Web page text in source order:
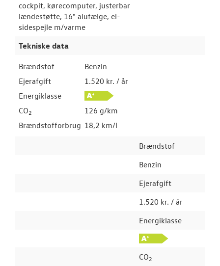
cockpit, kørecomputer, justerbar
lændestøtte, 16" alufælge, el-
sidespejle m/varme
Tekniske data
Brændstof
Benzin
Ejerafgift
1.520 kr. / år
Energiklasse
CO2
126 g/km
Brændstofforbrug 18,2 km/l
Brændstof
Benzin
Ejerafgift
1.520 kr. / år
Energiklasse
CO2